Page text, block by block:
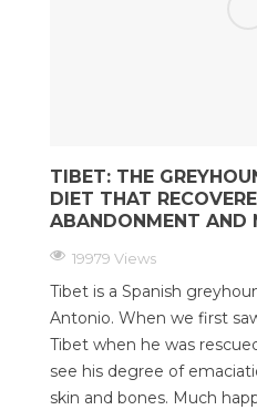
TIBET: THE
DIET THAT
ABANDONMENT AND
19979 Views
Tibet is a Spanish
Antonio. When we first
Tibet when he was
see his degree of
skin and bones. Much